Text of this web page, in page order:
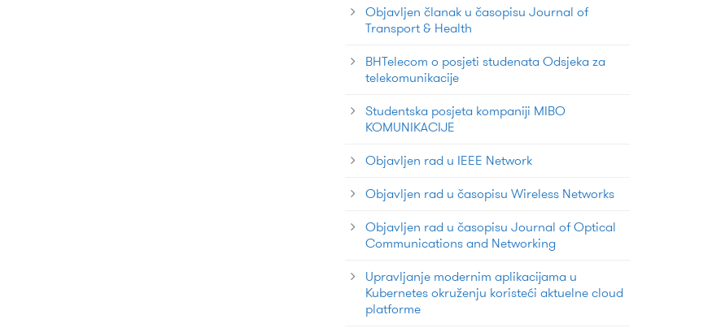
Objavljen članak u časopisu Journal of
Transport & Health
BHTelecom o posjeti studenata Odsjeka za
telekomunikacije
Studentska posjeta kompaniji MIBO
KOMUNIKACIJE
Objavljen rad u IEEE Network
Objavljen rad u časopisu Wireless Networks
Objavljen rad u časopisu Journal of Optical
Communications and Networking
Upravljanje modernim aplikacijama u
Kubernetes okruženju koristeći aktuelne cloud
platforme